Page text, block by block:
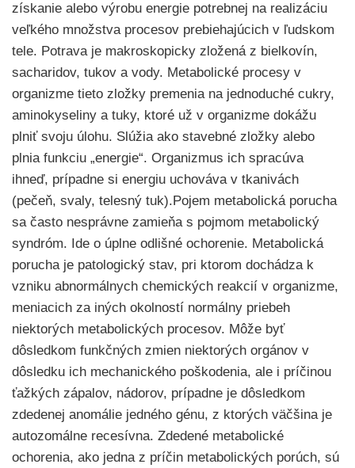
získanie alebo výrobu energie potrebnej na realizáciu
veľkého množstva procesov prebiehajúcich v ľudskom
tele. Potrava je makroskopicky zložená z bielkovín,
sacharidov, tukov a vody. Metabolické procesy v
organizme tieto zložky premenia na jednoduché cukry,
aminokyseliny a tuky, ktoré už v organizme dokážu
plniť svoju úlohu. Slúžia ako stavebné zložky alebo
plnia funkciu „energie“. Organizmus ich spracúva
ihneď, prípadne si energiu uchováva v tkanivách
(pečeň, svaly, telesný tuk).Pojem metabolická porucha
sa často nesprávne zamieňa s pojmom metabolický
syndróm. Ide o úplne odlišné ochorenie. Metabolická
porucha je patologický stav, pri ktorom dochádza k
vzniku abnormálnych chemických reakcií v organizme,
meniacich za iných okolností normálny priebeh
niektorých metabolických procesov. Môže byť
dôsledkom funkčných zmien niektorých orgánov v
dôsledku ich mechanického poškodenia, ale i príčinou
ťažkých zápalov, nádorov, prípadne je dôsledkom
zdedenej anomálie jedného génu, z ktorých väčšina je
autozomálne recesívna. Zdedené metabolické
ochorenia, ako jedna z príčin metabolických porúch, sú